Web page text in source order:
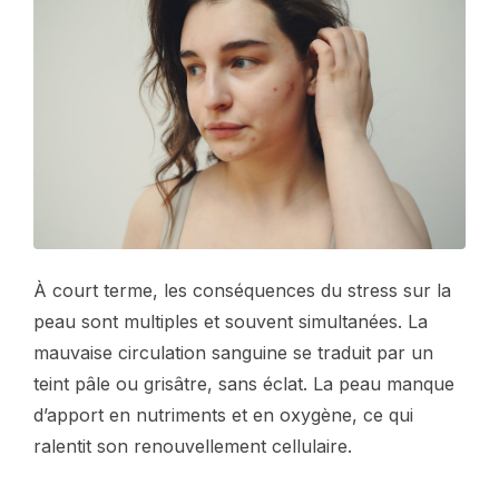
À court terme, les conséquences du stress sur la
peau sont multiples et souvent simultanées. La
mauvaise circulation sanguine se traduit par un
teint pâle ou grisâtre, sans éclat. La peau manque
d’apport en nutriments et en oxygène, ce qui
ralentit son renouvellement cellulaire.